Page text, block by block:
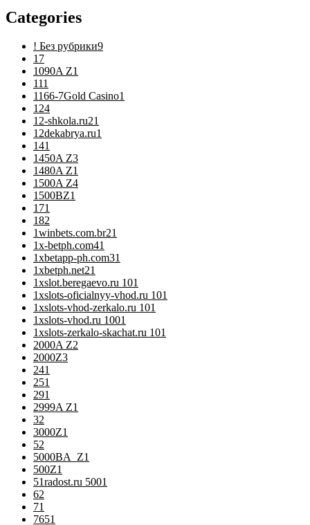
Categories
! Без рубрики9
17
1090A Z1
111
1166-7Gold Casino1
124
12-shkola.ru21
12dekabrya.ru1
141
1450A Z3
1480A Z1
1500A Z4
1500BZ1
171
182
1winbets.com.br21
1x-betph.com41
1xbetapp-ph.com31
1xbetph.net21
1xslot.beregaevo.ru 101
1xslots-oficialnyy-vhod.ru 101
1xslots-vhod-zerkalo.ru 101
1xslots-vhod.ru 1001
1xslots-zerkalo-skachat.ru 101
2000A Z2
2000Z3
241
251
291
2999A Z1
32
3000Z1
52
5000BA_Z1
500Z1
51radost.ru 5001
62
71
7651